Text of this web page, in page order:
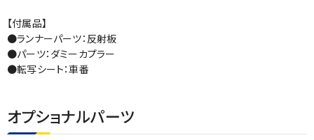
【付属品】
●ランナーパーツ：反射板
●パーツ：ダミーカプラー
●転写シート：車番
オプショナルパーツ